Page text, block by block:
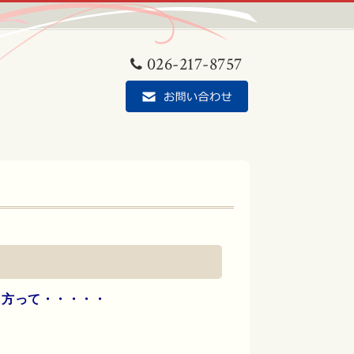
026-217-8757
て・・・・・